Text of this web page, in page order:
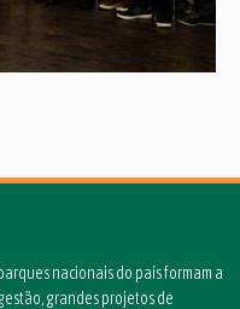
nacionais do país formam a
grandes projetos de